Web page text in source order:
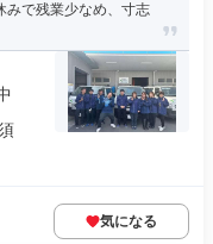
みで残業少なめ、寸志
気になる